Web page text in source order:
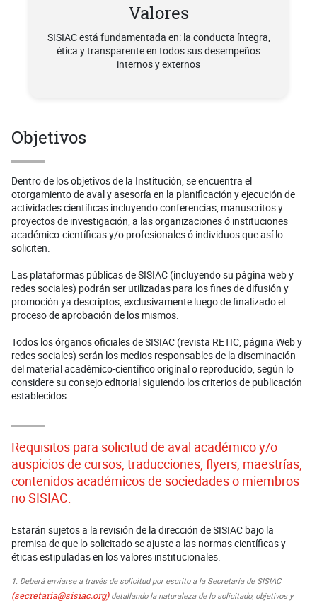
Valores
SISIAC está fundamentada en: la conducta íntegra,
ética y transparente en todos sus desempeños
internos y externos
Objetivos
Dentro de los objetivos de la Institución, se encuentra el
otorgamiento de aval y asesoría en la planificación y ejecución de
actividades científicas incluyendo conferencias, manuscritos y
proyectos de investigación, a las organizaciones ó instituciones
académico-científicas y/o profesionales ó individuos que así lo
soliciten.
Las plataformas públicas de SISIAC (incluyendo su página web y
redes sociales) podrán ser utilizadas para los fines de difusión y
promoción ya descriptos, exclusivamente luego de finalizado el
proceso de aprobación de los mismos.
Todos los órganos oficiales de SISIAC (revista RETIC, página Web y
redes sociales) serán los medios responsables de la diseminación
del material académico-científico original o reproducido, según lo
considere su consejo editorial siguiendo los criterios de publicación
establecidos.
Requisitos para solicitud de aval académico y/o
auspicios de cursos, traducciones, flyers, maestrías,
contenidos académicos de sociedades o miembros
no SISIAC:
Estarán sujetos a la revisión de la dirección de SISIAC bajo la
premisa de que lo solicitado se ajuste a las normas científicas y
éticas estipuladas en los valores institucionales.
Deberá enviarse a través de solicitud por escrito a la Secretaría de SISIAC
(secretaria@sisiac.org)detallando la naturaleza de lo solicitado, objetivos y